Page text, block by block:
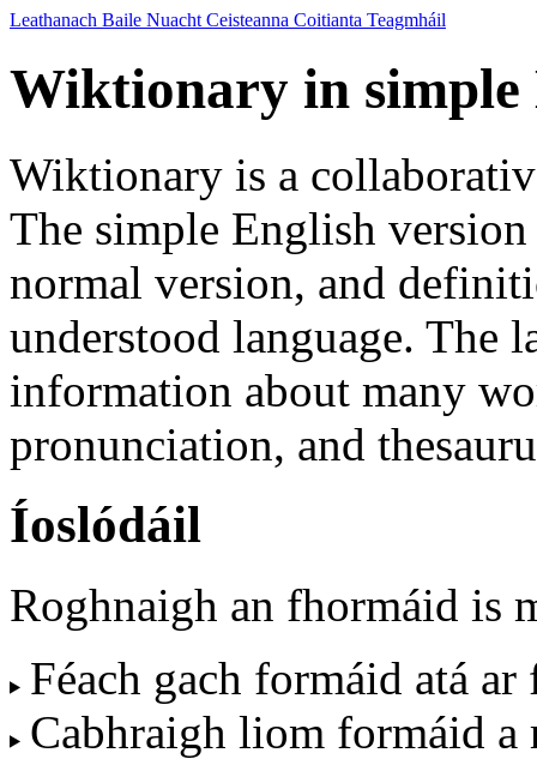
Leathanach Baile Nuacht Ceisteanna Coitianta Teagmháil
Wiktionary in simple
Wiktionary is a
The simple English
normal version, and
understood language. The
information about many
pronunciation, and
Íoslódáil
Roghnaigh an fhormáid is
Féach gach formáid atá ar
Cabhraigh liom formáid a